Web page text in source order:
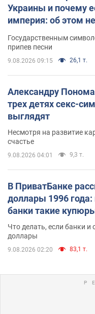
Украины и почему
империя: об этом
Государственным
припев песни
9.08.2026 09:15 26,1 т.
Александру
трех детях секс-
выглядят
Несмотря на развитие
счастье
9.08.2026 04:01 9,3 т.
В ПриватБанке
доллары 1996
банки такие
Что делать, если банки
доллары
9.08.2026 02:20 83,1 т.